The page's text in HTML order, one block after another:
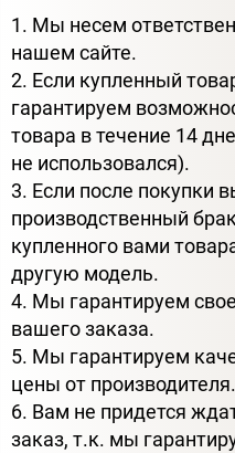
1. Мы несем
нашем сайте.
2. Если купленный
гарантируем
товара в течение 14
не использовался).
3. Если после покупки
производственный
купленного вами
другую модель.
4. Мы гарантируем
вашего заказа.
5. Мы гарантируем
цены от производителя.
6. Вам не придется
заказ, т.к. мы